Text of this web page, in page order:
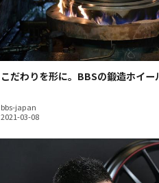
こだわりを形に。BBSの鍛造ホイー
bbs-japan